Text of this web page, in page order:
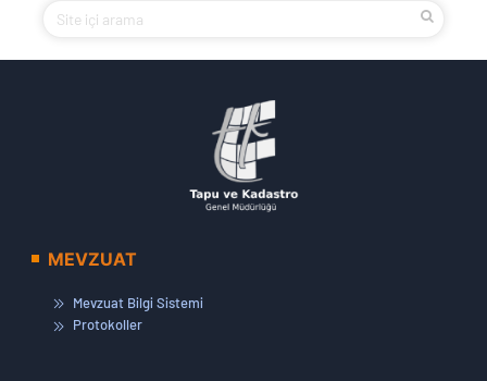
MEVZUAT
Mevzuat Bilgi Sistemi
Protokoller